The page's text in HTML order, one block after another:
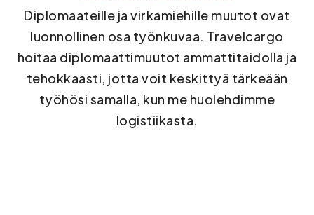
Diplomaateille ja virkamiehille muutot ovat
luonnollinen osa työnkuvaa. Travelcargo
hoitaa diplomaattimuutot ammattitaidolla ja
tehokkaasti, jotta voit keskittyä tärkeään
työhösi samalla, kun me huolehdimme
logistiikasta.